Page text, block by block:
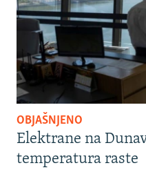
OBJAŠNJENO
Elektrane na
temperatura raste